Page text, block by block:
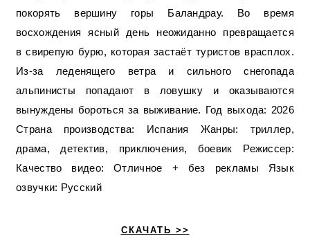
покорять вершину горы Баландрау. Во время
восхождения ясный день неожиданно превращается
в свирепую бурю, которая застаёт туристов врасплох.
Из-за леденящего ветра и сильного снегопада
альпинисты попадают в ловушку и оказываются
вынуждены бороться за выживание. Год выхода: 2026
Страна производства: Испания Жанры: триллер,
драма, детектив, приключения, боевик Режиссер:
Качество видео: Отличное + без рекламы Язык
озвучки: Русский
СКАЧАТЬ >>